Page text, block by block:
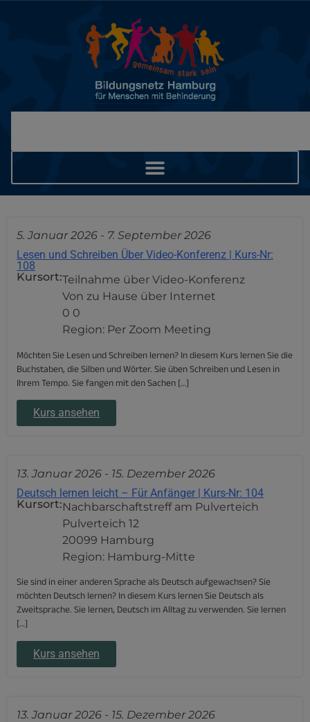
5. Januar 2026 - 7. September 2026
Lesen und Schreiben Über Video-Konferenz | Kurs-Nr:
108
Kursort:Teilnahme über Video-Konferenz
Von zu Hause über Internet
0 0
Region: Per Zoom Meeting
Möchten Sie Lesen und Schreiben lernen? In diesem Kurs lernen Sie die
Buchstaben, die Silben und Wörter. Sie üben Schreiben und Lesen in
Ihrem Tempo. Sie fangen mit den Sachen […]
Kurs ansehen
13. Januar 2026 - 15. Dezember 2026
Deutsch lernen leicht – Für Anfänger | Kurs-Nr: 104
Kursort:Nachbarschaftstreff am Pulverteich
Pulverteich 12
20099 Hamburg
Region: Hamburg-Mitte
Sie sind in einer anderen Sprache als Deutsch aufgewachsen? Sie
möchten Deutsch lernen? In diesem Kurs lernen Sie Deutsch als
Zweitsprache. Sie lernen, Deutsch im Alltag zu verwenden. Sie lernen
[…]
Kurs ansehen
13. Januar 2026 - 15. Dezember 2026